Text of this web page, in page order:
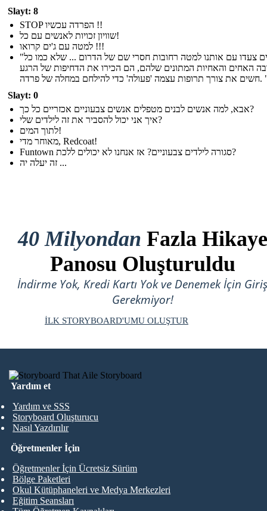
Slayt: 8
STOP הפרדה עכשיו !!
שוויון זכויות לאנשים עם כל!
למטה עם ג'ים קרואו !!!
"אחרים צעדו עם אותנו למטה רחובות חסרי שם של הדרום ... שלא כמו כל
האחים והאחיות המתונים שלהם, הם הכירו את הדחיפות של הרגע
'פעולה' כדי להילחם במחלה של פרדה. "
Slayt: 0
אבא, למה אנשים לבנים מטפלים אנשים צבעוניים אכזריים כל כך?
איך אני יכול להסביר את זה לילדים שלי?
לתוך המים!
מאוחר מדי, Redcoat!
Funtown סגורה לילדים צבעוניים? אז אנחנו לא יכולים ללכת?
זה יעלה יה ...
40 Milyondan Fazla Hikaye
Panosu Oluşturuldu
İndirme Yok, Kredi Kartı Yok ve Denemek İçin Giriş
Gerekmiyor!
İLK STORYBOARD'UMU OLUŞTUR
Yardım et
Yardım ve SSS
Storyboard Oluşturucu
Nasıl Yazdırılır
Öğretmenler İçin
Öğretmenler İçin Ücretsiz Sürüm
Bölge Paketleri
Okul Kütüphaneleri ve Medya Merkezleri
Eğitim Seansları